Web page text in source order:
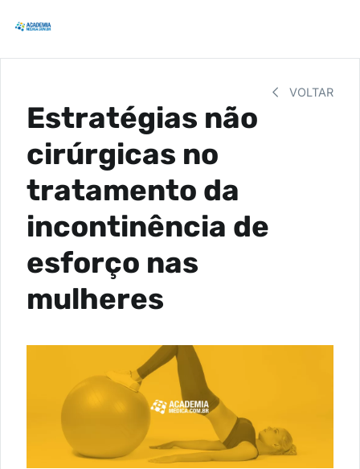
VOLTAR
Estratégias não
cirúrgicas no
tratamento da
incontinência de
esforço nas
mulheres